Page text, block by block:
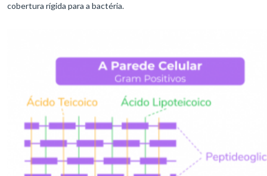
cobertura rígida para a bactéria.